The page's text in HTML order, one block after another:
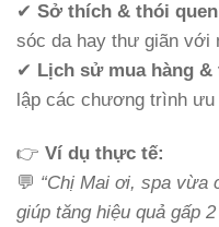
✔ Sở thích & thói
sóc da hay thư giãn với
✔ Lịch sử mua hàng
lập các chương trình ưu
👉 Ví dụ thực tế:
💬 “Chị Mai ơi, spa vừa
giúp tăng hiệu quả gấp